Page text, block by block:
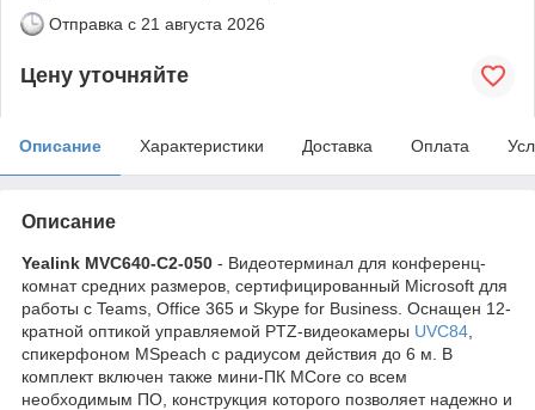
Отправка с 21 августа 2026
Цену уточняйте
Описание Характеристики Доставка Оплата
Описание
Yealink MVC640-C2-050 - Видеотерминал для конференц-
комнат средних размеров, сертифицированный Microsoft для
работы с Teams, Office 365 и Skype for Business. Оснащен 12-
кратной оптикой управляемой PTZ-видеокамеры UVC84
спикерфоном MSpeach с радиусом действия до 6 м. В
комплект включен также мини-ПК MCore со всем
необходимым ПО, конструкция которого позволяет надежно и